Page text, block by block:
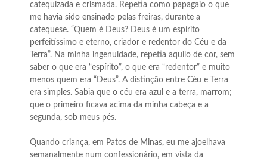
catequizada e crismada. Repetia como papagaio o que
me havia sido ensinado pelas freiras, durante a
catequese. “Quem é Deus? Deus é um espírito
perfeitíssimo e eterno, criador e redentor do Céu e da
Terra”. Na minha ingenuidade, repetia aquilo de cor, sem
saber o que era “espírito”, o que era “redentor” e muito
menos quem era “Deus”. A distinção entre Céu e Terra
era simples. Sabia que o céu era azul e a terra, marrom;
que o primeiro ficava acima da minha cabeça e a
segunda, sob meus pés.
Quando criança, em Patos de Minas, eu me ajoelhava
semanalmente num confessionário, em vista da